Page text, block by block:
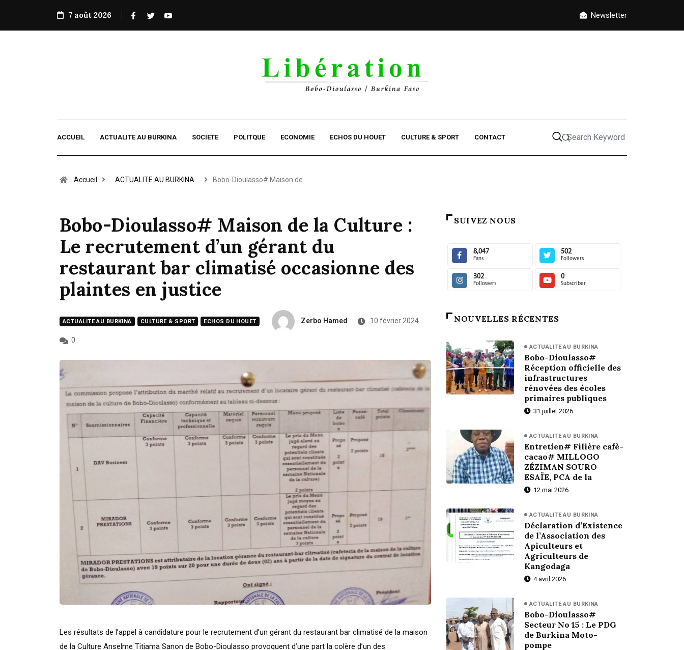
7 août 2026 Newsletter
ACCUEIL ACTUALITE AU BURKINA SOCIETE POLITQUE ECONOMIE ECHOS DU HOUET CULTURE & SPORT CONTACT
Accueil ACTUALITE AU BURKINA Bobo-Dioulasso# Maison de…
Bobo-Dioulasso# Maison de la Culture :
Le recrutement d’un gérant du
restaurant bar climatisé occasionne des
plaintes en justice
ACTUALITE AU BURKINA CULTURE & SPORT ECHOS DU HOUET Zerbo Hamed 10 février 2024
0
Les résultats de l’appel à candidature pour le recrutement d’un gérant du restaurant bar climatisé de la maison
de la Culture Anselme Titiama Sanon de Bobo-Dioulasso provoquent d’une part la colère d’un des
SUIVEZ NOUS
8,047
Fans
502
Followers
302
Followers
0
Subscriber
NOUVELLES RÉCENTES
ACTUALITE AU BURKINA
Bobo-Dioulasso#
Réception officielle des
infrastructures
rénovées des écoles
primaires publiques
31 juillet 2026
ACTUALITE AU BURKINA
Entretien# Filière cafè-
cacao# MILLOGO
ZÉZIMAN SOURO
ESAÏE, PCA de la
12 mai 2026
ACTUALITE AU BURKINA
Déclaration d’Existence
de l’Association des
Apiculteurs et
Agriculteurs de
Kangodaga
4 avril 2026
ACTUALITE AU BURKINA
Bobo-Dioulasso#
Secteur No 15 : Le PDG
de Burkina Moto-
pompe